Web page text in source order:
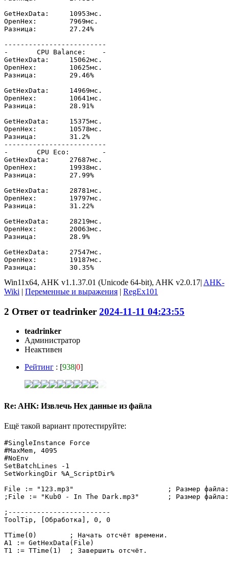
GetHexData:	10953мс.
OpenHex:	7969мс.
Разница: 	27.24%
-------------------------
-	CPU Balance:	-
GetHexData:	15062мс.
OpenHex:	10625мс.
Разница: 	29.46%
GetHexData:	14969мс.
OpenHex:	10641мс.
Разница: 	28.91%
GetHexData:	15375мс.
OpenHex:	10578мс.
Разница: 	31.2%
-------------------------
-	CPU Eco:	-
GetHexData:	27687мс.
OpenHex:	19938мс.
Разница: 	27.99%
GetHexData:	28781мс.
OpenHex:	19797мс.
Разница: 	31.22%
GetHexData:	28219мс.
OpenHex:	20063мс.
Разница: 	28.9%
GetHexData:	27547мс.
OpenHex:	19187мс.
Разница: 	30.35%
Win11x64, AHK v1.1.37.01 (Unicode 64-bit), AHK v2.0.17| AHK-
Wiki | Переменные и выражения | RegEx101
2 Ответ отteadrinker 2024-11-11 04:23:55
teadrinker
Администратор
Неактивен
Рейтинг : [938|0]
Re: AHK: Извлечь Hex данные из файла
Ещё такой вариант протестируйте:
#SingleInstance Force
#MaxMem, 4095
#NoEnv
SetBatchLines -1
SetWorkingDir %A_ScriptDir%
File := "123.mp3"			; Размер файла:	1.87 Мб.
;File := "Kub0 - In The Dark.mp3"	; Размер файла:	10.1 Мб.
;-------------------------
ToolTip, [Обработка], 0, 0
TTime(0)	; Начать отсчёт времени.
A1 := GetHexData(File)
T1 := TTime(1)	; Завершить отсчёт.